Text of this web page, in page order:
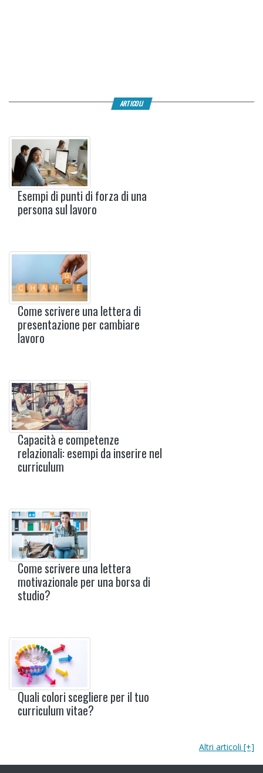
ARTICOLI
Esempi di punti di forza di una
persona sul lavoro
Come scrivere una lettera di
presentazione per cambiare
lavoro
Capacità e competenze
relazionali: esempi da inserire nel
curriculum
Come scrivere una lettera
motivazionale per una borsa di
studio?
Quali colori scegliere per il tuo
curriculum vitae?
Altri articoli [+]